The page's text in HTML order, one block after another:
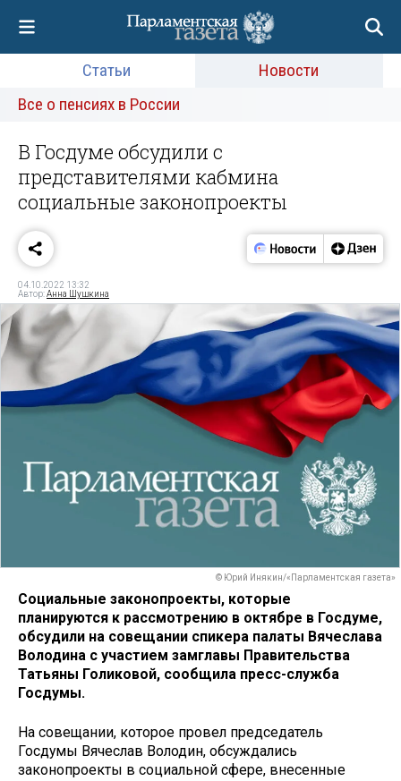
Статьи
Новости
Все о пенсиях в России
В Госдуме обсудили с
представителями кабмина
социальные законопроекты
04.10.2022 13:32
Автор:Анна Шушкина
© Юрий Инякин/«Парламентская газета»
Социальные законопроекты, которые
планируются к рассмотрению в октябре в Госдуме,
обсудили на совещании спикера палаты Вячеслава
Володина с участием замглавы Правительства
Татьяны Голиковой, сообщила пресс-служба
Госдумы.
На совещании, которое провел председатель
Госдумы Вячеслав Володин, обсуждались
законопроекты в социальной сфере, внесенные